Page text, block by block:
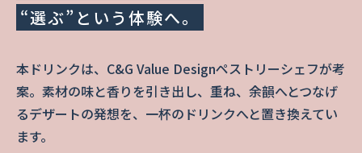
“選ぶ”という体験へ。
本ドリンクは、C&G Value Designペストリーシェフが考
案。素材の味と香りを引き出し、重ね、余韻へとつなげ
るデザートの発想を、一杯のドリンクへと置き換えてい
ます。